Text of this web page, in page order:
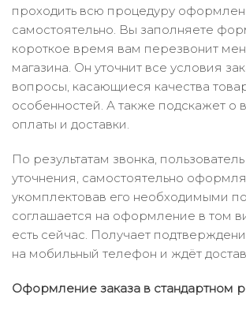
проходить всю процедуру
самостоятельно. Вы заполняете
короткое время вам перезвонит
магазина. Он уточнит все условия
вопросы, касающиеся качества
особенностей. А также подскажет о
оплаты и доставки.
По результатам звонка,
уточнения, самостоятельно
укомплектовав его необходимыми
соглашается на оформление в том
есть сейчас. Получает
на мобильный телефон и ждёт
Оформление заказа в стандартном